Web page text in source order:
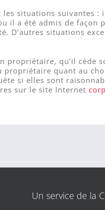
situations suivantes
il a été admis de façon
D’autres situations
propriétaire, qu’il cède
quant au
si elles sont
sur le site Internet
Un service de la